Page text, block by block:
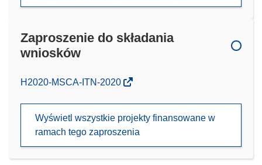
Zaproszenie do składania
wniosków
(odnośnik
nowym
H2020-MSCA-ITN-2020
Wyświetl wszystkie projekty finansowane w
ramach tego zaproszenia